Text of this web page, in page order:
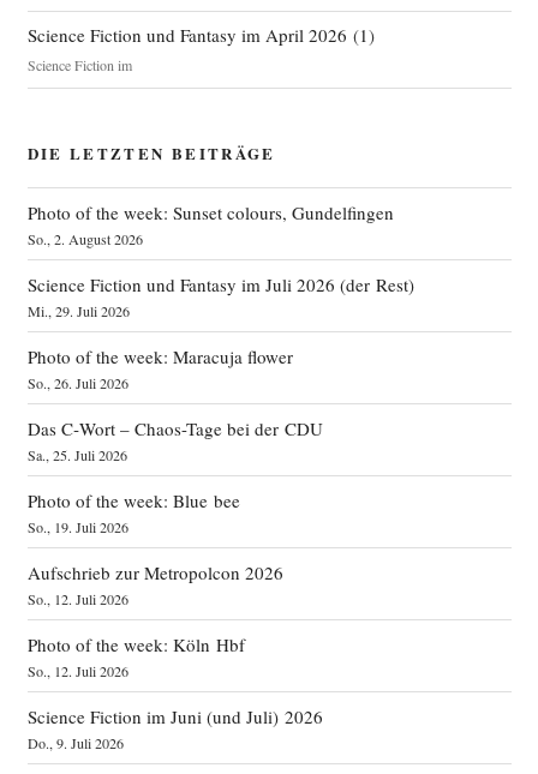
Science Fiction und Fantasy im April 2026 (1)
Science Fiction im
DIE LETZTEN BEITRÄGE
Photo of the week: Sunset colours, Gundelfingen
So., 2. August 2026
Science Fiction und Fantasy im Juli 2026 (der Rest)
Mi., 29. Juli 2026
Photo of the week: Maracuja flower
So., 26. Juli 2026
Das C‑Wort – Chaos-Tage bei der CDU
Sa., 25. Juli 2026
Photo of the week: Blue bee
So., 19. Juli 2026
Aufschrieb zur Metropolcon 2026
So., 12. Juli 2026
Photo of the week: Köln Hbf
So., 12. Juli 2026
Science Fiction im Juni (und Juli) 2026
Do., 9. Juli 2026